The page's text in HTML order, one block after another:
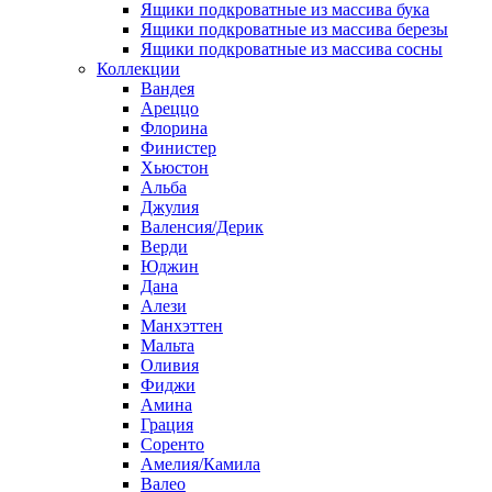
Ящики подкроватные из массива бука
Ящики подкроватные из массива березы
Ящики подкроватные из массива сосны
Коллекции
Вандея
Ареццо
Флорина
Финистер
Хьюстон
Альба
Джулия
Валенсия/Дерик
Верди
Юджин
Дана
Алези
Манхэттен
Мальта
Оливия
Фиджи
Амина
Грация
Соренто
Амелия/Камила
Валео